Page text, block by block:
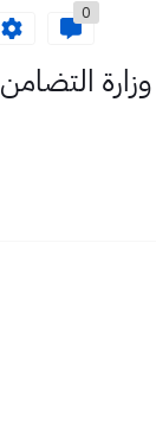
0
التضامن